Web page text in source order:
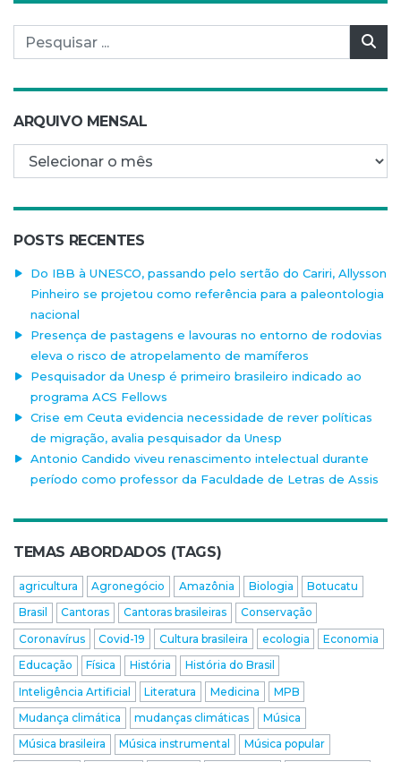
Pesquisar por:
ARQUIVO MENSAL
Arquivo mensal
POSTS RECENTES
Do IBB à UNESCO, passando pelo sertão do Cariri, Allysson
Pinheiro se projetou como referência para a paleontologia
nacional
Presença de pastagens e lavouras no entorno de rodovias
eleva o risco de atropelamento de mamíferos
Pesquisador da Unesp é primeiro brasileiro indicado ao
programa ACS Fellows
Crise em Ceuta evidencia necessidade de rever políticas
de migração, avalia pesquisador da Unesp
Antonio Candido viveu renascimento intelectual durante
período como professor da Faculdade de Letras de Assis
TEMAS ABORDADOS (TAGS)
agricultura Agronegócio Amazônia Biologia
Botucatu
Brasil
Cantoras Cantoras brasileiras
Conservação
Coronavírus
Covid-19 Cultura brasileira ecologia
Economia
Educação
Física História
História do Brasil
Inteligência Artificial
Literatura Medicina
MPB
Mudança climática
mudanças climáticas
Música
Música brasileira
Música instrumental
Música popular